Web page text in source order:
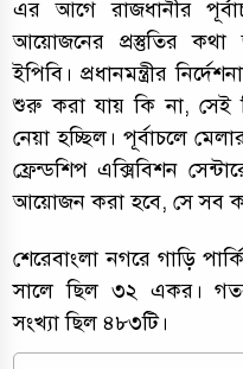
এর আগে রাজধানীর
আয়োজনের প্রস্তুতির কথা
ইপিবি। প্রধানমন্ত্রীর
শুরু করা যায় কি না, সেই
নেয়া হচ্ছিল। পূর্বাচলে
ফ্রেন্ডশিপ এক্সিবিশন
আয়োজন করা হবে, সে সব
শেরেবাংলা নগরে গাড়ি
সালে ছিল ৩২ একর।
সংখ্যা ছিল ৪৮৩টি।